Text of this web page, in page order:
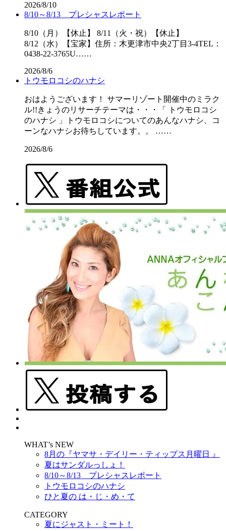
2026/8/10
8/10～8/13 プレシャスレポート
8/10（月）【休止】 8/11（火・祝）【休止】
8/12（水）【宝家】住所：木更津市中央2丁目3-4TEL：
0438-22-3765U……
2026/8/6
トウモロコシのハナシ
おはようございます！ サマーリゾート開催中のミラク
ル!!きょうのリサーチテーマは・・・「 トウモロコシ
のハナシ 」トウモロコシについてのあんなハナシ、コ
ーンなハナシお待ちしています。。 ……
2026/8/6
WHAT’s NEW
8月の『ヤマサ・デイリー・ティップス月曜日 』
夏はサンダルっしょ！
8/10～8/13 プレシャスレポート
トウモロコシのハナシ
ひと夏の は・じ・め・て
CATEGORY
夏にジャスト・ミート！